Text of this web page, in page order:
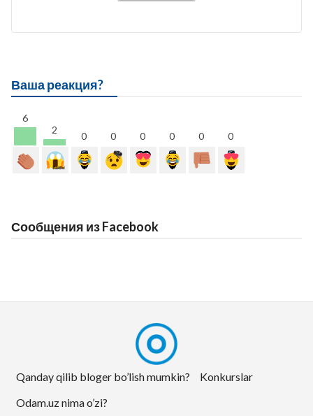
Ваша реакция?
6
2
0 0 0 0 0 0
Сообщения из Facebook
Qanday qilib bloger bo’lish mumkin?
Konkurslar
Odam.uz nima o’zi?